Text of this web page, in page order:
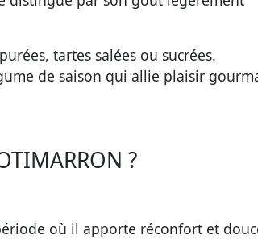
tartes salées ou sucrées.
de saison qui allie plaisir
?
où il apporte réconfort et